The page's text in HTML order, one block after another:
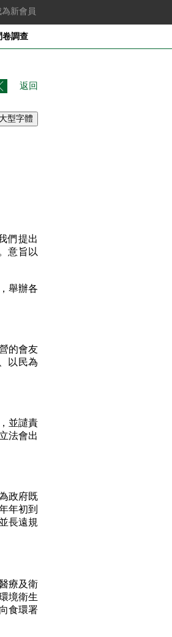
為新會員
卷調查
返回
們提出
意旨以
舉辦各
的會友
以民為
並譴責
法會出
政府既
年初到
長遠規
療及衛
境衛生
食環署